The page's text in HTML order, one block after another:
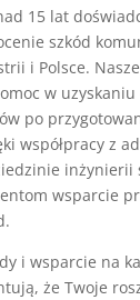
15 lat
szkód
i Polsce.
w
po
współpracy z
inżynierii
wsparcie
i wsparcie na
że Twoje